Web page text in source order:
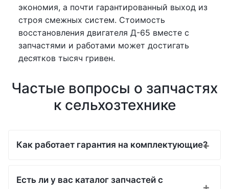
экономия, а почти гарантированный выход из
строя смежных систем. Стоимость
восстановления двигателя Д-65 вместе с
запчастями и работами может достигать
десятков тысяч гривен.
Частые вопросы о запчастях
к сельхозтехнике
Как работает гарантия на комплектующие?
Есть ли у вас каталог запчастей с